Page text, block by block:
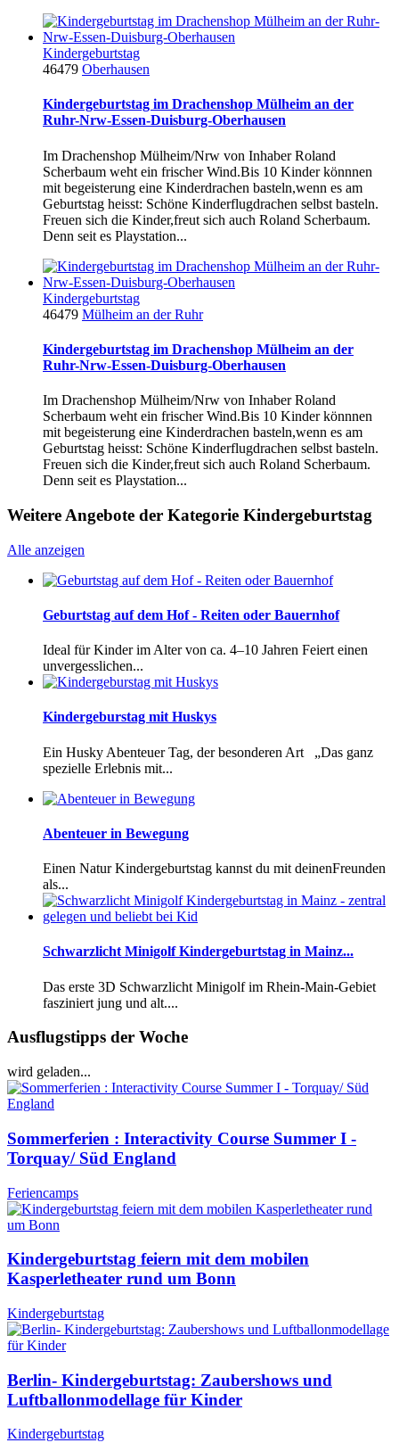
Kindergeburtstag
46479 Oberhausen
Kindergeburtstag im Drachenshop Mülheim an der
Ruhr-Nrw-Essen-Duisburg-Oberhausen
Im Drachenshop Mülheim/Nrw von Inhaber Roland
Scherbaum weht ein frischer Wind.Bis 10 Kinder könnnen
mit begeisterung eine Kinderdrachen basteln,wenn es am
Geburtstag heisst: Schöne Kinderflugdrachen selbst basteln.
Freuen sich die Kinder,freut sich auch Roland Scherbaum.
Denn seit es Playstation...
Kindergeburtstag
46479 Mülheim an der Ruhr
Kindergeburtstag im Drachenshop Mülheim an der
Ruhr-Nrw-Essen-Duisburg-Oberhausen
Im Drachenshop Mülheim/Nrw von Inhaber Roland
Scherbaum weht ein frischer Wind.Bis 10 Kinder könnnen
mit begeisterung eine Kinderdrachen basteln,wenn es am
Geburtstag heisst: Schöne Kinderflugdrachen selbst basteln.
Freuen sich die Kinder,freut sich auch Roland Scherbaum.
Denn seit es Playstation...
Weitere Angebote der Kategorie Kindergeburtstag
Alle anzeigen
Geburtstag auf dem Hof - Reiten oder Bauernhof
Ideal für Kinder im Alter von ca. 4–10 Jahren Feiert einen
unvergesslichen...
Kindergeburstag mit Huskys
Ein Husky Abenteuer Tag, der besonderen Art „Das ganz
spezielle Erlebnis mit...
Abenteuer in Bewegung
Einen Natur Kindergeburtstag kannst du mit deinenFreunden
als...
Schwarzlicht Minigolf Kindergeburtstag in Mainz...
Das erste 3D Schwarzlicht Minigolf im Rhein-Main-Gebiet
fasziniert jung und alt....
Ausflugstipps der Woche
wird geladen...
Sommerferien : Interactivity Course Summer I -
Torquay/ Süd England
Feriencamps
Kindergeburtstag feiern mit dem mobilen
Kasperletheater rund um Bonn
Kindergeburtstag
Berlin- Kindergeburtstag: Zaubershows und
Luftballonmodellage für Kinder
Kindergeburtstag